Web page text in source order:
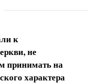
к
не
принимать на
характера